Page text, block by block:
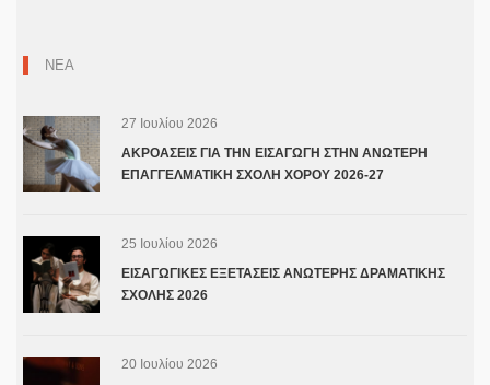
ΝΕΑ
27 Ιουλίου 2026
ΑΚΡΟΑΣΕΙΣ ΓΙΑ ΤΗΝ ΕΙΣΑΓΩΓΗ ΣΤΗΝ ΑΝΩΤΕΡΗ
ΕΠΑΓΓΕΛΜΑΤΙΚΗ ΣΧΟΛΗ ΧΟΡΟΥ 2026-27
25 Ιουλίου 2026
ΕΙΣΑΓΩΓΙΚΕΣ ΕΞΕΤΑΣΕΙΣ ΑΝΩΤΕΡΗΣ ΔΡΑΜΑΤΙΚΗΣ
ΣΧΟΛΗΣ 2026
20 Ιουλίου 2026